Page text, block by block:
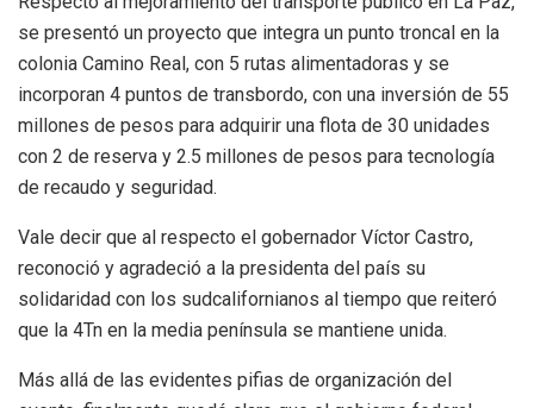
se presentó un proyecto que integra un punto troncal en la
colonia Camino Real, con 5 rutas alimentadoras y se
incorporan 4 puntos de transbordo, con una inversión de 55
millones de pesos para adquirir una flota de 30 unidades
con 2 de reserva y 2.5 millones de pesos para tecnología
de recaudo y seguridad.
Vale decir que al respecto el gobernador Víctor Castro,
reconoció y agradeció a la presidenta del país su
solidaridad con los sudcalifornianos al tiempo que reiteró
que la 4Tn en la media península se mantiene unida.
Más allá de las evidentes pifias de organización del